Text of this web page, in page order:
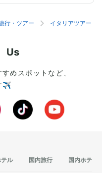
行・ツアー イタリアツアー
Us
めスポットなど、
✈️
ル 国内旅行 国内ホテル